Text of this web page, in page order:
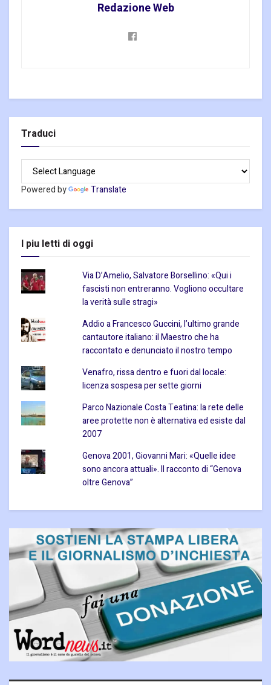
Redazione Web
Traduci
Powered by Translate
I piu letti di oggi
Via D’Amelio, Salvatore Borsellino: «Qui i
fascisti non entreranno. Vogliono occultare
la verità sulle stragi»
Addio a Francesco Guccini, l’ultimo grande
cantautore italiano: il Maestro che ha
raccontato e denunciato il nostro tempo
Venafro, rissa dentro e fuori dal locale:
licenza sospesa per sette giorni
Parco Nazionale Costa Teatina: la rete delle
aree protette non è alternativa ed esiste dal
2007
Genova 2001, Giovanni Mari: «Quelle idee
sono ancora attuali». Il racconto di “Genova
oltre Genova”